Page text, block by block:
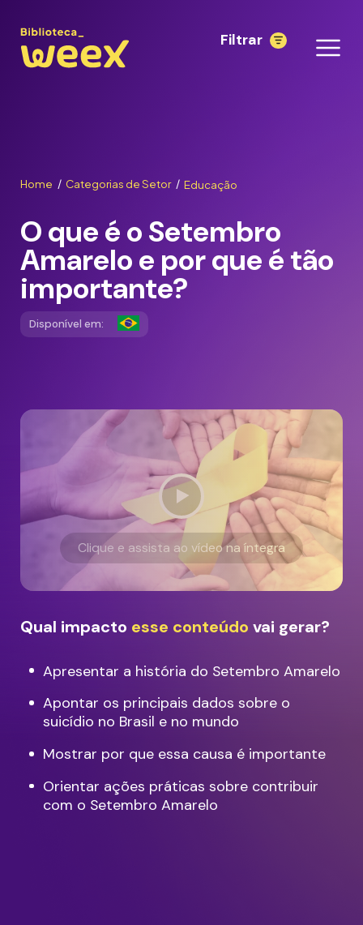
Filtrar
Home / Categorias de Setor / Educação
O que é o Setembro
Amarelo e por que é tão
importante?
Disponível em:
Clique e assista ao vídeo na íntegra
Qual impacto esse conteúdo vai gerar?
Apresentar a história do Setembro Amarelo
Apontar os principais dados sobre o
suicídio no Brasil e no mundo
Mostrar por que essa causa é importante
Orientar ações práticas sobre contribuir
com o Setembro Amarelo